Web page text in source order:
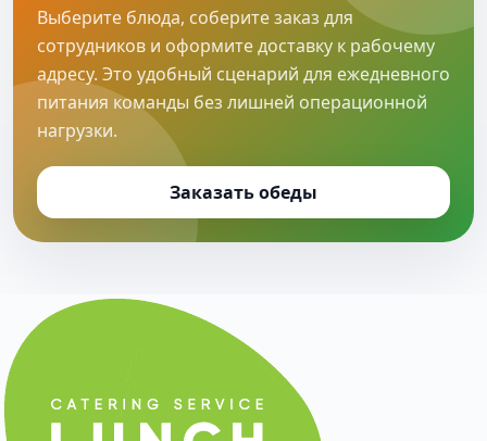
Выберите блюда, соберите заказ для
сотрудников и оформите доставку к рабочему
адресу. Это удобный сценарий для ежедневного
питания команды без лишней операционной
нагрузки.
Заказать обеды